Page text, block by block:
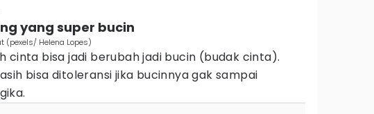
yang super bucin
(pexels/ Helena Lopes)
cinta bisa jadi berubah jadi bucin (budak cinta).
bisa ditoleransi jika bucinnya gak sampai